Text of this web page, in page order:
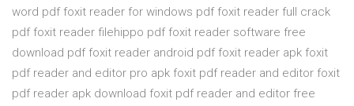
word pdf foxit reader for windows pdf foxit reader full crack
pdf foxit reader filehippo pdf foxit reader software free
download pdf foxit reader android pdf foxit reader apk foxit
pdf reader and editor pro apk foxit pdf reader and editor foxit
pdf reader apk download foxit pdf reader and editor free